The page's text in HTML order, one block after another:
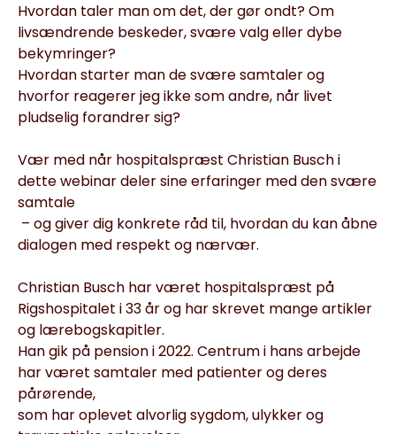
Hvordan taler man om det, der gør ondt? Om
livsændrende beskeder, svære valg eller dybe
bekymringer?
Hvordan starter man de svære samtaler og
hvorfor reagerer jeg ikke som andre, når livet
pludselig forandrer sig?
Vær med når hospitalspræst Christian Busch i
dette webinar deler sine erfaringer med den svære
samtale
– og giver dig konkrete råd til, hvordan du kan åbne
dialogen med respekt og nærvær.
Christian Busch har været hospitalspræst på
Rigshospitalet i 33 år og har skrevet mange artikler
og lærebogskapitler.
Han gik på pension i 2022. Centrum i hans arbejde
har været samtaler med patienter og deres
pårørende,
som har oplevet alvorlig sygdom, ulykker og